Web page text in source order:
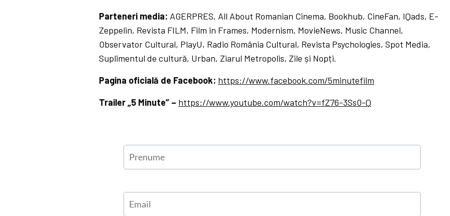
Parteneri media: AGERPRES, All About Romanian Cinema, Bookhub, CineFan, IQads, E-
Zeppelin, Revista FILM, Film in Frames, Modernism, MovieNews, Music Channel,
Observator Cultural, PlayU, Radio România Cultural, Revista Psychologies, Spot Media,
Suplimentul de cultură, Urban, Ziarul Metropolis, Zile și Nopți.
Pagina oficială de Facebook: https://www.facebook.com/5minutefilm
Trailer „5 Minute” – https://www.youtube.com/watch?v=fZ76-3Ss0-Q